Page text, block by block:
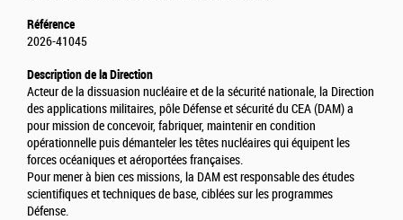
Référence
2026-41045
Description de la Direction
Acteur de la dissuasion nucléaire et de la sécurité nationale, la Direction
des applications militaires, pôle Défense et sécurité du CEA (DAM) a
pour mission de concevoir, fabriquer, maintenir en condition
opérationnelle puis démanteler les têtes nucléaires qui équipent les
forces océaniques et aéroportées françaises.
Pour mener à bien ces missions, la DAM est responsable des études
scientifiques et techniques de base, ciblées sur les programmes
Défense.